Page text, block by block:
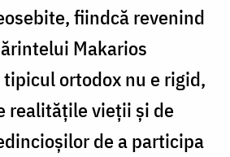
fiindcă revenind
Makarios
ortodox nu e rigid,
realitățile vieții și de
de a participa